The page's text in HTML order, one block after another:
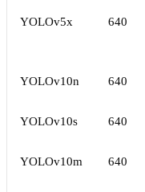
YOLOv5x 640
YOLOv10n 640
YOLOv10s 640
YOLOv10m 640